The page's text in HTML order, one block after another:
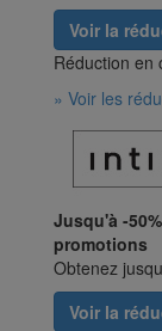
Voir la
Réduction en
» Voir les
Jusqu'à -
promotions
Obtenez
Voir la